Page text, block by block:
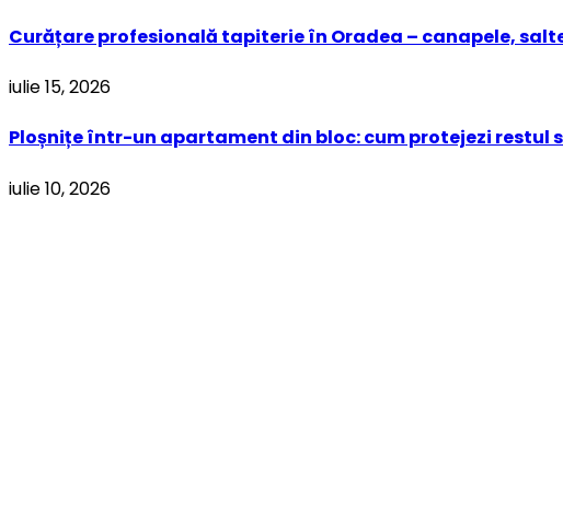
Curățare profesională tapiterie în Oradea – canapele,
iulie 15, 2026
Ploșnițe într-un apartament din bloc: cum protejezi restul
iulie 10, 2026